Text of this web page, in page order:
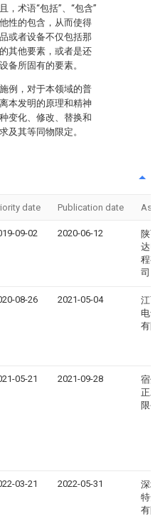
，术语“包括”、“包含”
性的包含，从而使得
或者设备不仅包括那
其他要素，或者是还
备所固有的要素。
例，对于本领域的普
本发明的原理和精神
变化、修改、替换和
及其等同物限定。
date Publication date
09-02 2020-06-12
陕西
达电
程有
司
08-26 2021-05-04
江西
电气
有限
05-21 2021-09-28
宿州
正木
限公
03-21 2022-05-31
深圳
特安
有限